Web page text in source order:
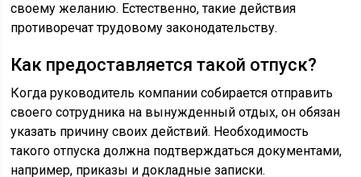
своему желанию. Естественно, такие действия
противоречат трудовому законодательству.
Как предоставляется такой отпуск?
Когда руководитель компании собирается отправить
своего сотрудника на вынужденный отдых, он обязан
указать причину своих действий. Необходимость
такого отпуска должна подтверждаться документами,
например, приказы и докладные записки.